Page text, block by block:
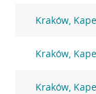
Kraków,
Kraków,
Kraków,